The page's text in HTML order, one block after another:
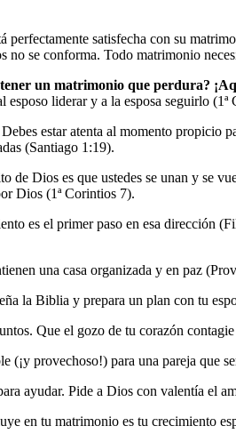
perfectamente satisfecha con su
no se conforma. Todo matrimonio
un matrimonio que perdura?
esposo liderar y a la esposa seguirlo (1ª
estar atenta al momento propicio
(Santiago 1:19).
de Dios es que ustedes se unan y se
Dios (1ª Corintios 7).
es el primer paso en esa dirección
una casa organizada y en paz
la Biblia y prepara un plan con tu
Que el gozo de tu corazón
(¡y provechoso!) para una pareja que
ayudar. Pide a Dios con valentía el
en tu matrimonio es tu crecimiento